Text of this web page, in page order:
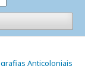
Anticoloniais